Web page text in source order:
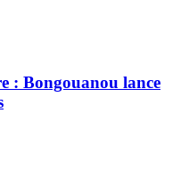
: Bongouanou lance